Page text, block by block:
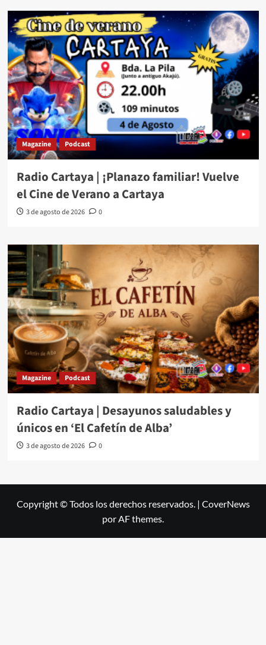
Magazine Podcast
Radio Cartaya | ¡Planazo familiar! Vuelve
el Cine de Verano a Cartaya
3 de agosto de 2026 0
Magazine Podcast
Radio Cartaya | Desayunos saludables y
únicos en ‘El Cafetín de Alba’
3 de agosto de 2026 0
Copyright © Todos los derechos reservados. | CoverNews
por AF themes.